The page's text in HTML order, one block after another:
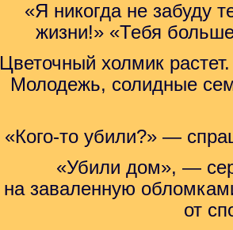
«Я никогда не забуду
жизни!» «Тебя
Цветочный холмик
Молодежь, солидные
«Кого-то убили?» —
«Убили дом», —
на заваленную
от